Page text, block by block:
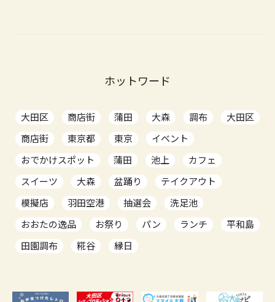
ホットワード
大田区 商店街 蒲田 大森 調布
大田区
商店街
東京都 東京
イベント
おでかけスポット
蒲田 池上
カフェ
スイーツ
大森 盆踊り
テイクアウト
模擬店
羽田空港 抽選会
洗足池
おおたの逸品
お祭り パン ランチ
平和島
田園調布
糀谷 縁日